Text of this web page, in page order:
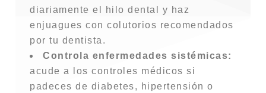
diariamente el hilo dental y haz
enjuagues con colutorios recomendados
por tu dentista.
Controla enfermedades sistémicas:
acude a los controles médicos si
padeces de diabetes, hipertensión o